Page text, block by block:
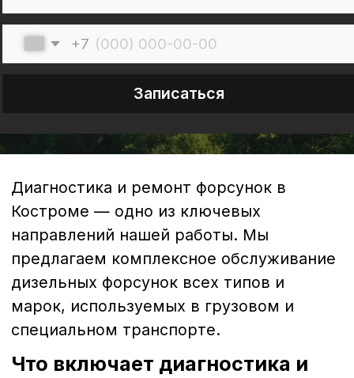
Диагностика и ремонт форсунок в
Костроме — одно из ключевых
предлагаем комплексное обслуживание
специальном транспорте.
ремонт форсунок?
1. Диагностика форсунок
Диагностика - это первый и важнейший
этап обслуживания. С помощью
специализированного оборудования мы
проводим полную проверку состояния
форсунок:
анализ герметичности и давления
впрыска;